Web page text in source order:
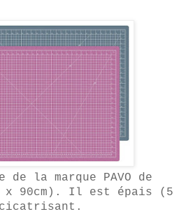
de la marque PAVO de
x 90cm). Il est épais (5